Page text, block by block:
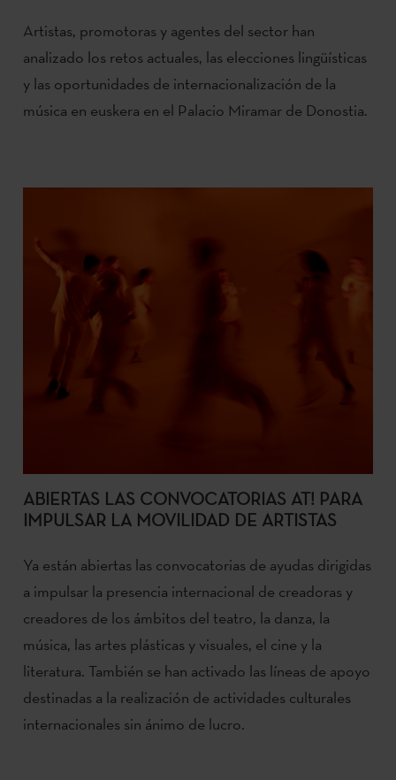
Artistas, promotoras y agentes del sector han
analizado los retos actuales, las elecciones lingüísticas
y las oportunidades de internacionalización de la
música en euskera en el Palacio Miramar de Donostia.
ABIERTAS LAS CONVOCATORIAS AT! PARA
IMPULSAR LA MOVILIDAD DE ARTISTAS
Ya están abiertas las convocatorias de ayudas dirigidas
a impulsar la presencia internacional de creadoras y
creadores de los ámbitos del teatro, la danza, la
música, las artes plásticas y visuales, el cine y la
literatura. También se han activado las líneas de apoyo
destinadas a la realización de actividades culturales
internacionales sin ánimo de lucro.